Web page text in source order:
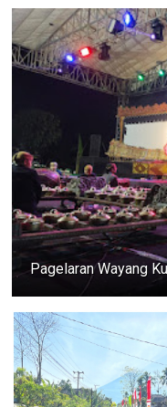
Pagelaran Wayang